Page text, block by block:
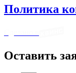
Политика
Оставить